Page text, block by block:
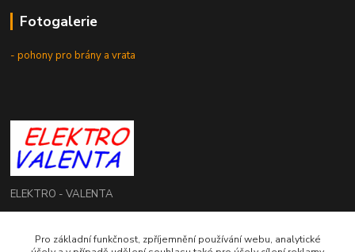
Fotogalerie
- pohony pro brány a vrata
ELEKTRO - VALENTA
+420 774 207 980
Pro základní funkčnost, zpříjemnění používání webu, analytické